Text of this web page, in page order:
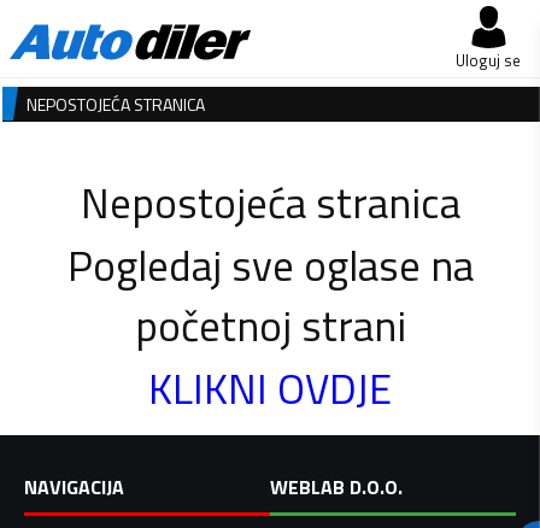
Uloguj se
NEPOSTOJEĆA STRANICA
Nepostojeća stranica
Pogledaj sve oglase na
početnoj strani
KLIKNI OVDJE
NAVIGACIJA
WEBLAB D.O.O.